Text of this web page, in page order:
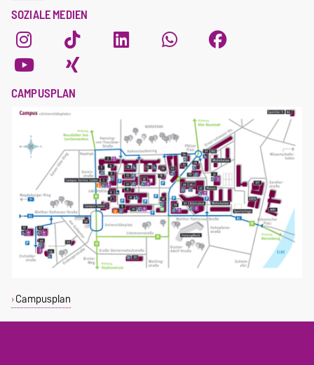
SOZIALE MEDIEN
CAMPUSPLAN
Campusplan